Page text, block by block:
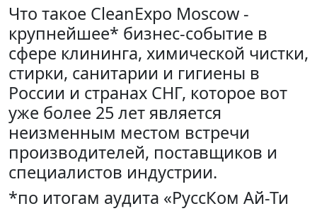
Что такое CleanExpo Moscow -
крупнейшее* бизнес-событие в
сфере клининга, химической чистки,
стирки, санитарии и гигиены в
России и странах СНГ, которое вот
уже более 25 лет является
неизменным местом встречи
производителей, поставщиков и
специалистов индустрии.
*по итогам аудита «РуссКом Ай-Ти